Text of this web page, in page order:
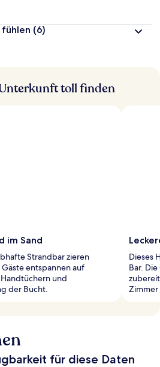
fühlen (6)
toll finden
im Sand
Strandbar zieren
entspannen auf
und
der Bucht.
Dieses
Bar.
Zimmer
für diese Daten